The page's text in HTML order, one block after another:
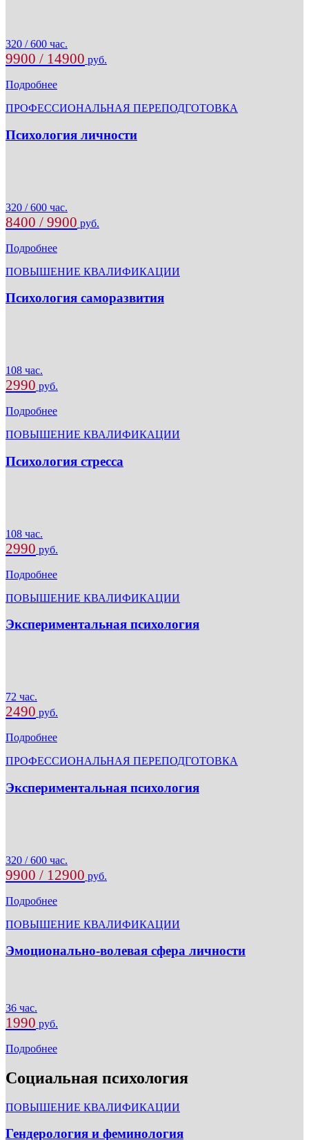
320 / 600 час.
9900 / 14900 руб.
Подробнее
ПРОФЕССИОНАЛЬНАЯ ПЕРЕПОДГОТОВКА
Психология личности
320 / 600 час.
8400 / 9900 руб.
Подробнее
ПОВЫШЕНИЕ КВАЛИФИКАЦИИ
Психология саморазвития
108 час.
2990 руб.
Подробнее
ПОВЫШЕНИЕ КВАЛИФИКАЦИИ
Психология стресса
108 час.
2990 руб.
Подробнее
ПОВЫШЕНИЕ КВАЛИФИКАЦИИ
Экспериментальная психология
72 час.
2490 руб.
Подробнее
ПРОФЕССИОНАЛЬНАЯ ПЕРЕПОДГОТОВКА
Экспериментальная психология
320 / 600 час.
9900 / 12900 руб.
Подробнее
ПОВЫШЕНИЕ КВАЛИФИКАЦИИ
Эмоционально-волевая сфера личности
36 час.
1990 руб.
Подробнее
Социальная психология
ПОВЫШЕНИЕ КВАЛИФИКАЦИИ
Гендерология и феминология